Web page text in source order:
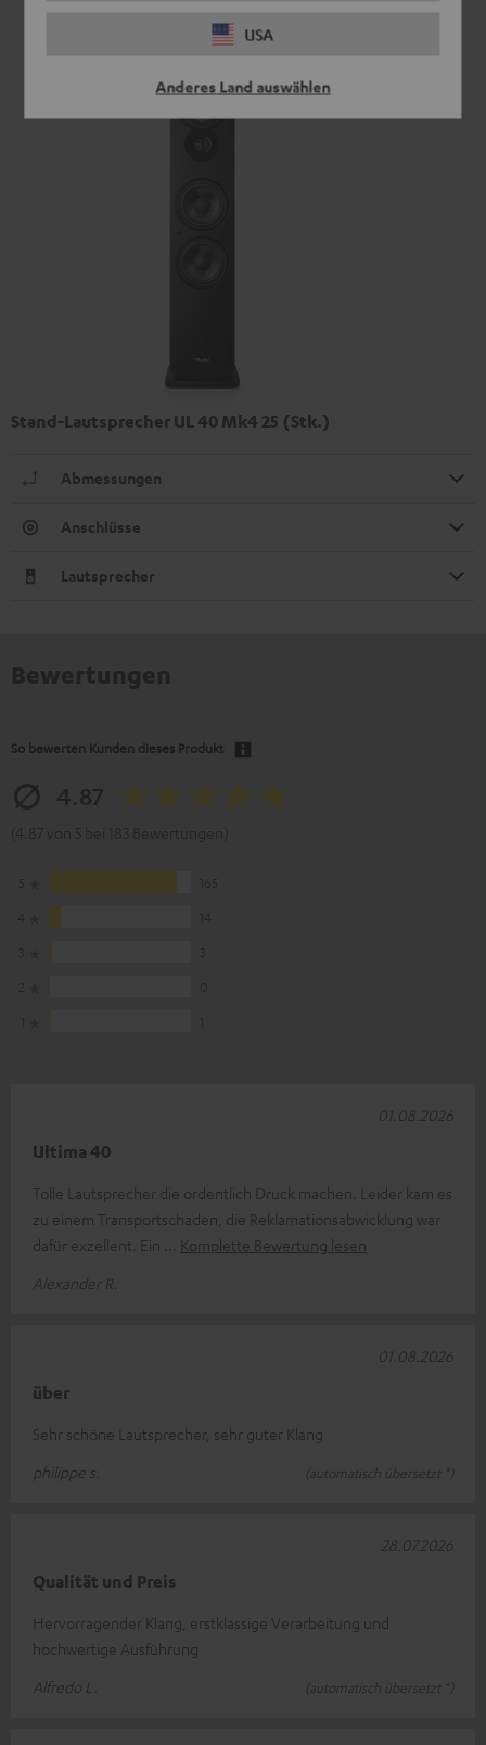
USA
Anderes Land auswählen
Stand-Lautsprecher UL 40 Mk4 25 (Stk.)
Abmessungen
Anschlüsse
Lautsprecher
So bewerten Kunden dieses Produkt
Ultima 40
Tolle Lautsprecher die ordentlich Druck machen. Leider kam es
zu einem Transportschaden, die Reklamationsabwicklung war
dafür exzellent. Ein
Komplette Bewertung lesen
Alexander R.
01.08.2026
über
Sehr schöne Lautsprecher, sehr guter Klang
philippe s.
(automatisch übersetzt *)
01.08.2026
Qualität und Preis
Hervorragender Klang, erstklassige Verarbeitung und
hochwertige Ausführung
Alfredo L.
(automatisch übersetzt *)
28.07.2026